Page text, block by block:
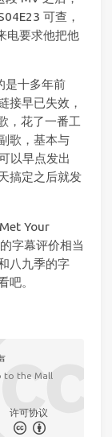
可查，
电要求他把他
是十多年前
接早已失效，
，花了一番工
歌，基本与
以早点发出
搞定之后就发
Your
字幕评价相当
八九季的字
吧。
to the Mall
许可协议